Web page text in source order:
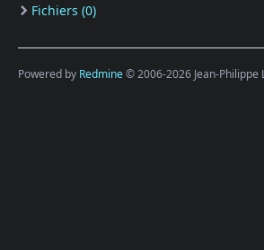
Fichiers (0)
Powered by Redmine© 2006-2026 Jean-Philippe